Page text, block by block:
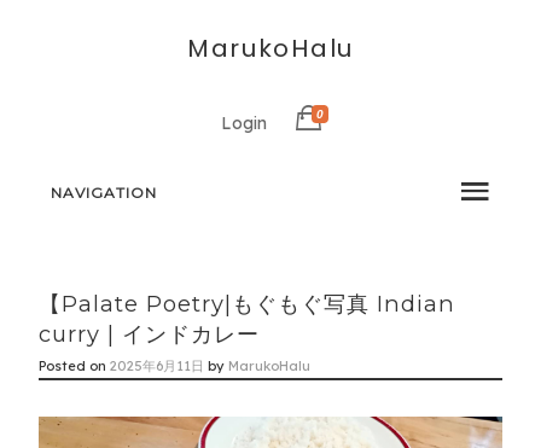
MarukoHalu
Login 0
NAVIGATION
【Palate Poetry|もぐもぐ写真 Indian
curry | インドカレー
Posted on2025年6月11日 by MarukoHalu